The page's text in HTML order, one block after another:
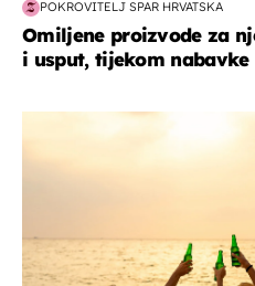
POKROVITELJ SPAR HRVATSKA
Omiljene proizvode za
i usput, tijekom nabavke